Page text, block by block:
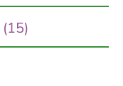
(15)